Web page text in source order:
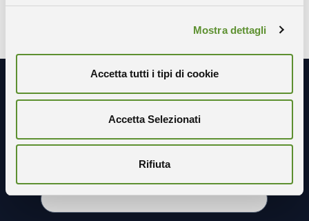
Mostra dettagli
Accetta tutti i tipi di cookie
Accetta Selezionati
Rifiuta
CANDIDATI
Resta in contatto con noi